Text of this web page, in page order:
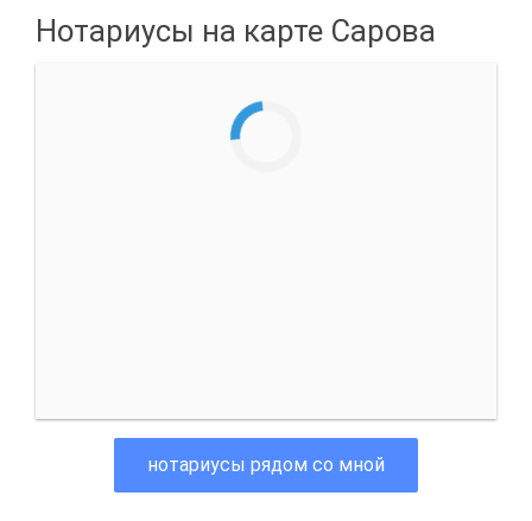
Нотариусы на карте Сарова
нотариусы рядом со мной